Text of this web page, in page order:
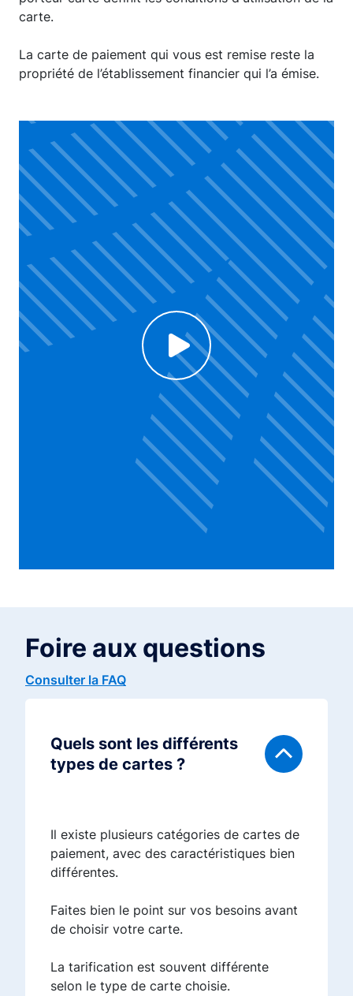
carte.
La carte de paiement qui vous est remise reste la
propriété de l’établissement financier qui l’a émise.
Voir la vidéo
Click to enable Youtube cookies and see content
Foire aux questions
Consulter la FAQ
Quels sont les différents
types de cartes ?
Il existe plusieurs catégories de cartes de
paiement, avec des caractéristiques bien
différentes.
Faites bien le point sur vos besoins avant
de choisir votre carte.
La tarification est souvent différente
selon le type de carte choisie.